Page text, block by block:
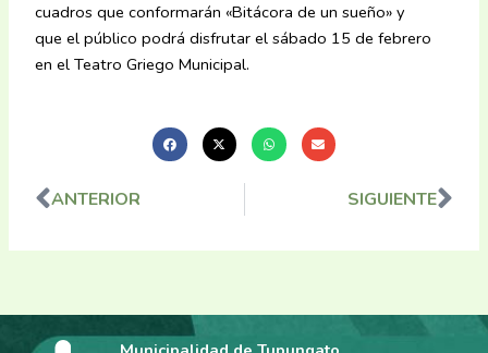
cuadros que conformarán «Bitácora de un sueño» y
que el público podrá disfrutar el sábado 15 de febrero
en el Teatro Griego Municipal.
Ant
ANTERIOR SIGUIENTE